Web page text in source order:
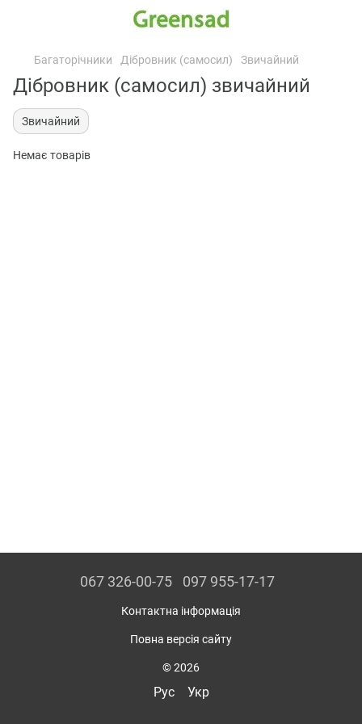
Багаторічники Дібровник (самосил) Звичайний
Дібровник (самосил) звичайний
Звичайний
Немає товарів
067 326-00-75 097 955-17-17
Контактна інформація
Повна версія сайту
© 2026
Рус Укр